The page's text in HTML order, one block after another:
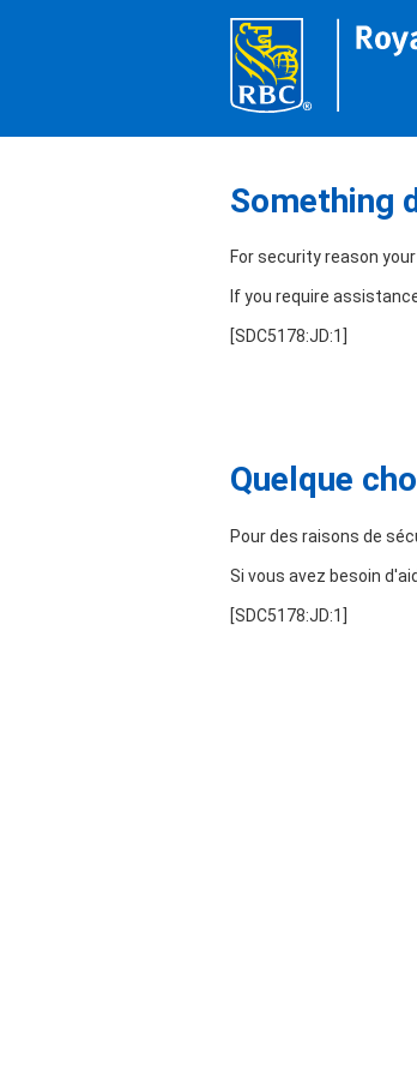
Something
For security reason
If you require
[SDC5178:JD:1]
Quelque
Pour des raisons de
Si vous avez besoin
[SDC5178:JD:1]